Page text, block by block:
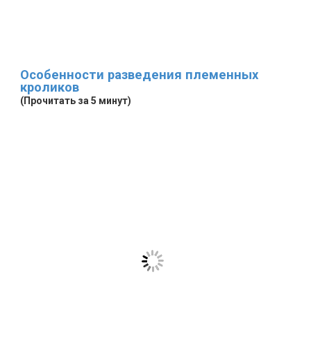
Особенности разведения племенных
кроликов
(Прочитать за 5 минут)